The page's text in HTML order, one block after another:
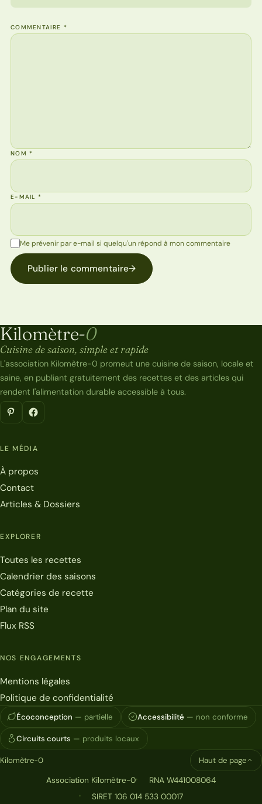
COMMENTAIRE *
NOM*
E-MAIL*
Me prévenir par e-mail si quelqu'un répond à mon commentaire
Publier le commentaire→
Kilomètre-0
Kilomètre-0
Cuisine de saison, simple et rapide
L'association Kilomètre-0 promeut une cuisine de saison, locale et
saine, en publiant gratuitement des recettes et des articles qui
rendent l'alimentation durable accessible à tous.
LE MÉDIA
À propos
Contact
Articles & Dossiers
EXPLORER
Toutes les recettes
Calendrier des saisons
Catégories de recette
Plan du site
Flux RSS
NOS ENGAGEMENTS
Mentions légales
Politique de confidentialité
Écoconception — partielle Accessibilité — non conforme
Circuits courts — produits locaux
Kilomètre-0
Association Kilomètre-0
RNA W441008064
SIRET 106 014 533 00017
Haut de page